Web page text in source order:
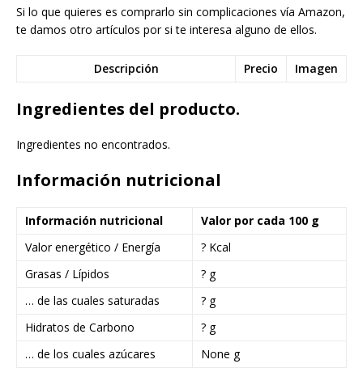
Si lo que quieres es comprarlo sin complicaciones vía Amazon,
te damos otro artículos por si te interesa alguno de ellos.
Descripción Precio Imagen
Ingredientes del producto.
Ingredientes no encontrados.
Información nutricional
Información nutricional
Valor por cada 100 g
Valor energético / Energía
? Kcal
Grasas / Lípidos
? g
… de las cuales saturadas
? g
Hidratos de Carbono
? g
… de los cuales azúcares
None g